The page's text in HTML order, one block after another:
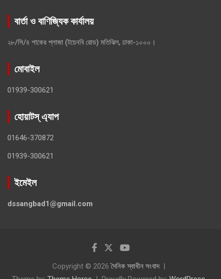
বার্তা ও বাণিজ্যিক কার্যালয়
২৮/সি/৪ শাকের প্লাজা (টয়েনবি রোড) মতিঝিল, ঢাকা-১০০০।
মোবাইল
01939-300621
হোয়াটস্ এ্যাপ
01646-370872
01939-300621
ইমেইল
dssangbad1@gmail.com
Copyright © 2026দৈনিক স্বাধীন সংবাদ